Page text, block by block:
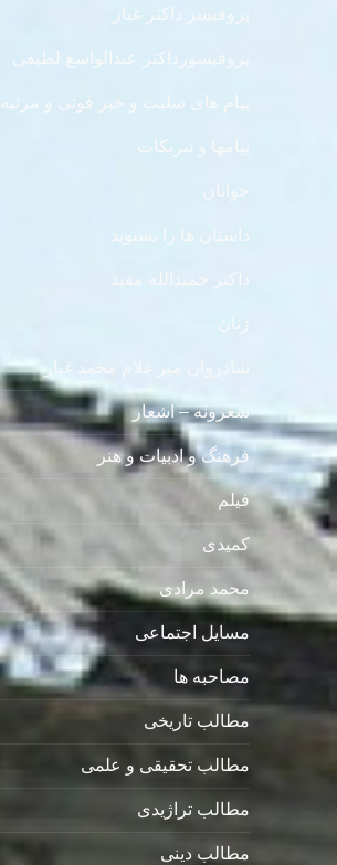
پروفیسر داکتر غبار
پروفیسورداکتر عبدالواسع لطیفی
پیام های سلیت و خبر فوتی و مرثیه
پیامها و تبریکات
جوانان
داستان ها را بشنوید
داکتر حمیدالله مفید
زنان
شادروان میر غلام محمد غبار
شعرونه – اشعار
فرهنگ و ادبیات و هنر
فیلم
کمیدی
محمد مرادی
مسایل اجتماعی
مصاحبه ها
مطالب تاریخی
مطالب تحقیقی و علمی
مطالب تراژیدی
مطالب دینی